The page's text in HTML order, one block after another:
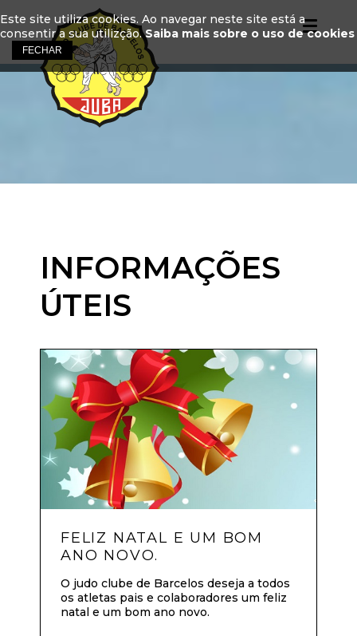
INFORMAÇÕES
ÚTEIS
FELIZ NATAL E UM BOM
ANO NOVO.
O judo clube de Barcelos deseja a todos
os atletas pais e colaboradores um feliz
natal e um bom ano novo.
Este site utiliza cookies. Ao navegar neste site está a
consentir a sua utilizção.Saiba mais sobre o uso de cookies